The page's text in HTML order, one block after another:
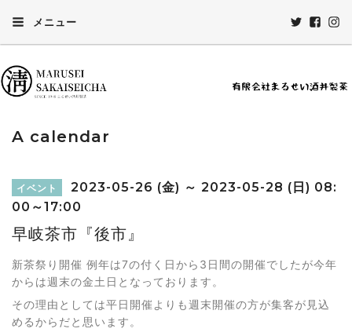
メニュー
A calendar
イベント
2023-05-26 (金) ～ 2023-05-28 (日) 08:
00～17:00
早岐茶市『後市』
新茶祭り開催 例年は7の付く日から3日間の開催でしたが今年
からは週末の金土日となっております。
その理由としては平日開催よりも週末開催の方が集客が見込
めるからだと思います。